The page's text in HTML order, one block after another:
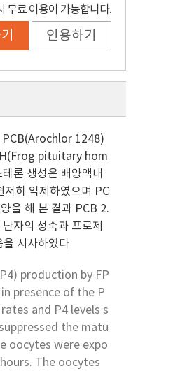
무료 이용이 가능합니다.
인용하기
PCB(Arochlor 1248)
pituitary hom
론 생성은 배양액내
저히 억제하였으며 PC
을 해 본 결과 PCB 2.
자의 성숙과 프로제
을 시사하였다
production by FP
presence of the P
and P4 levels s
the matu
oocytes were expo
The oocytes